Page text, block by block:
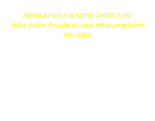
ABONNEZ VOUS A NOTRE ZIKERS TUBE.
Notre chaine Youtube ou vous retrouverez toutes
nos videos